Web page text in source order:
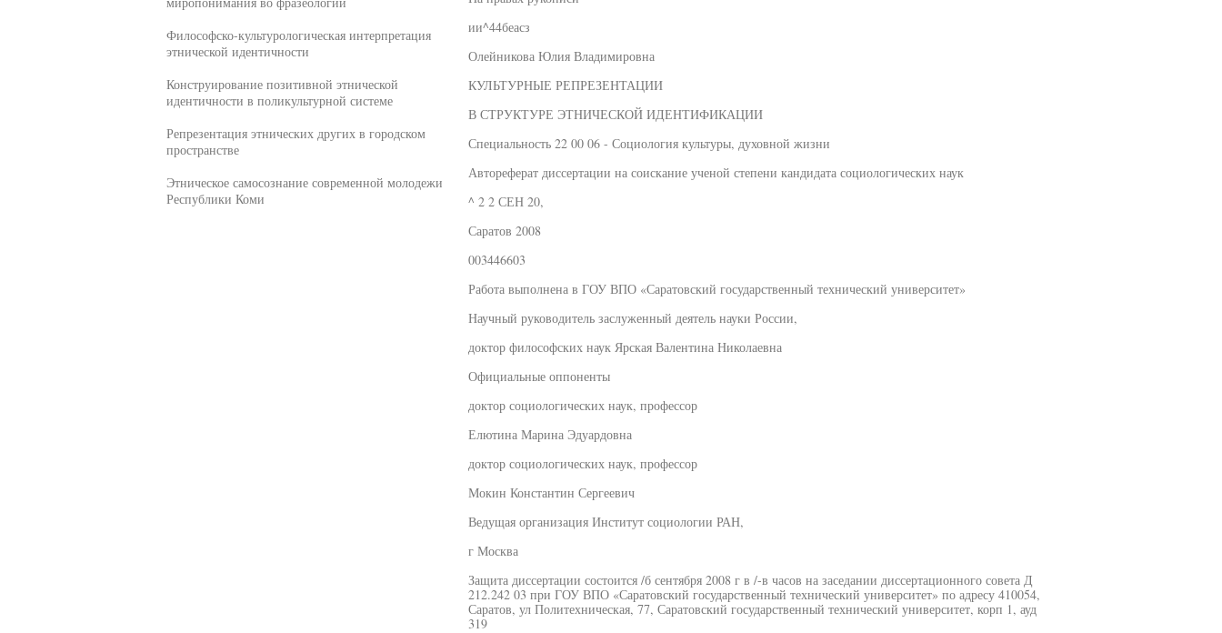
ии^44беасз
Олейникова Юлия Владимировна
КУЛЬТУРНЫЕ РЕПРЕЗЕНТАЦИИ
В СТРУКТУРЕ ЭТНИЧЕСКОЙ ИДЕНТИФИКАЦИИ
Специальность 22 00 06 - Социология культуры, духовной жизни
Автореферат диссертации на соискание ученой степени кандидата социологических наук
^ 2 2 СЕН 20,
Саратов 2008
003446603
Работа выполнена в ГОУ ВПО «Саратовский государственный технический университет»
Научный руководитель заслуженный деятель науки России,
доктор философских наук Ярская Валентина Николаевна
Официальные оппоненты
доктор социологических наук, профессор
Елютина Марина Эдуардовна
доктор социологических наук, профессор
Мокин Константин Сергеевич
Ведущая организация Институт социологии РАН,
г Москва
Защита диссертации состоится /б сентября 2008 г в /-в часов на заседании диссертационного совета Д
212.242 03 при ГОУ ВПО «Саратовский государственный технический университет» по адресу 410054,
Саратов, ул Политехническая, 77, Саратовский государственный технический университет, корп 1, ауд
319
Философско-культурологическая интерпретация
этнической идентичности
Конструирование позитивной этнической
идентичности в поликультурной системе
Репрезентация этнических других в городском
пространстве
Этническое самосознание современной молодежи
Республики Коми